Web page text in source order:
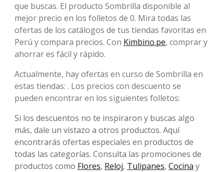
que buscas. El producto Sombrilla disponible al
mejor precio en los folletos de 0. Mira todas las
ofertas de los catálogos de tus tiendas favoritas en
Perú y compara precios. Con Kimbino.pe, comprar y
ahorrar es fácil y rápido.
Actualmente, hay ofertas en curso de Sombrilla en
estas tiendas: . Los precios con descuento se
pueden encontrar en los siguientes folletos:
Si los descuentos no te inspiraron y buscas algo
más, dale un vistazo a otros productos. Aquí
encontrarás ofertas especiales en productos de
todas las categorías. Consulta las promociones de
productos como Flores, Reloj, Tulipanes, Cocina y